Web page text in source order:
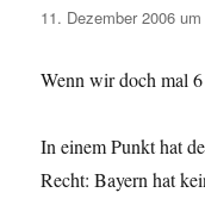
11. Dezember 2006
Wenn wir doch mal
In einem Punkt hat
Recht: Bayern hat